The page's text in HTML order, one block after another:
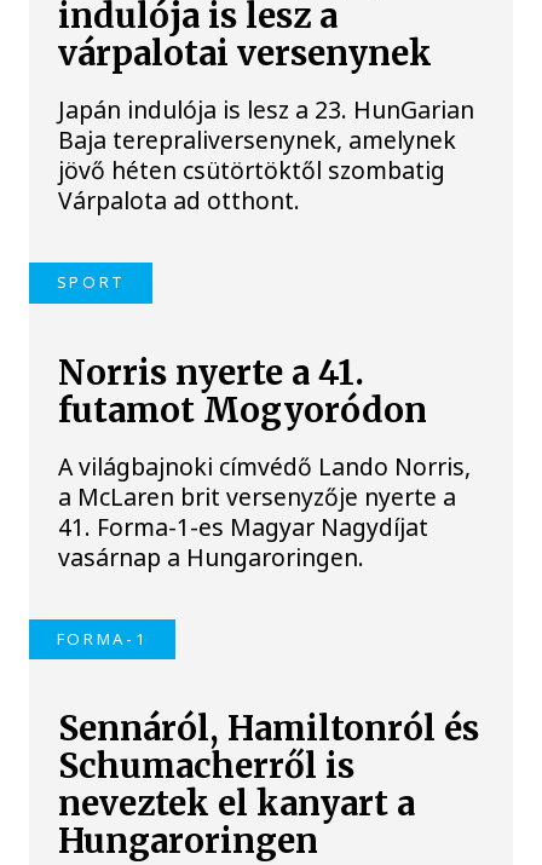
indulója is lesz a
várpalotai versenynek
Japán indulója is lesz a 23. HunGarian
Baja terepraliversenynek, amelynek
jövő héten csütörtöktől szombatig
Várpalota ad otthont.
SPORT
Norris nyerte a 41.
futamot Mogyoródon
A világbajnoki címvédő Lando Norris,
a McLaren brit versenyzője nyerte a
41. Forma-1-es Magyar Nagydíjat
vasárnap a Hungaroringen.
FORMA-1
Sennáról, Hamiltonról és
Schumacherről is
neveztek el kanyart a
Hungaroringen